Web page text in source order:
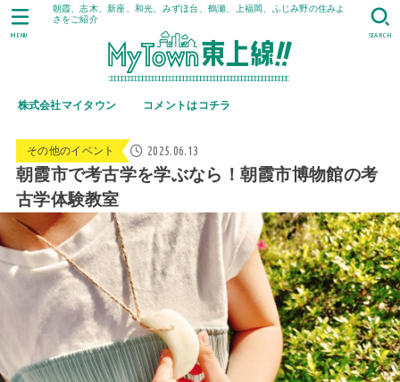
朝霞、志木、新座、和光、みずほ台、鶴瀬、上福岡、ふじみ野の住みよ
さをご紹介
株式会社マイタウン コメントはコチラ
SEARCH
MENU
その他のイベント 2025.06.13
朝霞市で考古学を学ぶなら！朝霞市博物館の考
古学体験教室